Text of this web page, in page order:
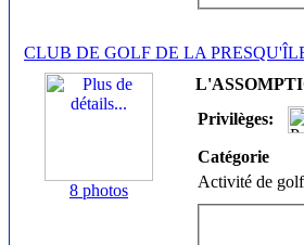
CLUB DE GOLF DE LA
8 photos
Privilèges:
Catégorie
Activité de golf